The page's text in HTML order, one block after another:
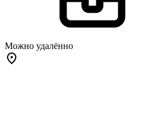
Можно удалённо